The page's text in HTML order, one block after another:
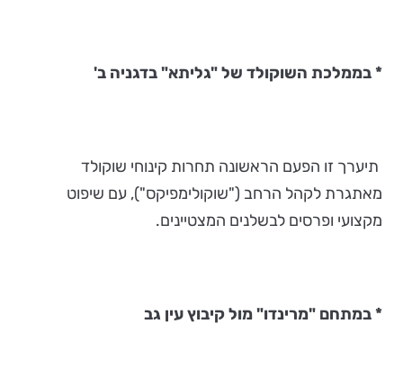
* בממלכת השוקולד של "גליתא" בדגניה ב'
תיערך זו הפעם הראשונה תחרות קינוחי שוקולד
מאתגרת לקהל הרחב ("שוקולימפיקס"), עם שיפוט
מקצועי ופרסים לבשלנים המצטיינים.
* במתחם "מרינדו" מול קיבוץ עין גב